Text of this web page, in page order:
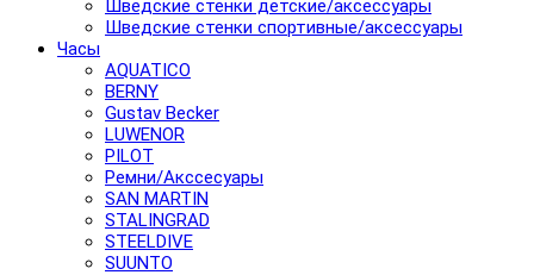
Шведские стенки детские/аксессуары
Шведские стенки спортивные/аксессуары
Часы
AQUATICO
BERNY
Gustav Becker
LUWENOR
PILOT
Pемни/Акссесуары
SAN MARTIN
STALINGRAD
STEELDIVE
SUUNTO